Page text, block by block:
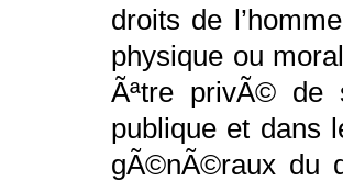
droits de
physique ou
Ãªtre privÃ© de
publique et dans
gÃ©nÃ©raux du